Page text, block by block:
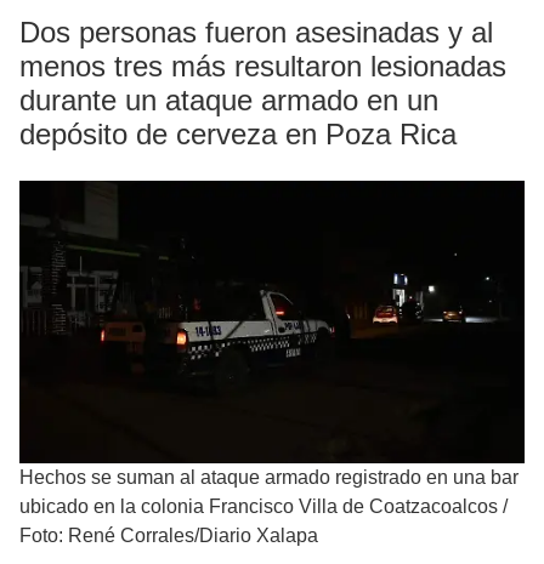
Dos personas fueron asesinadas y al
menos tres más resultaron lesionadas
durante un ataque armado en un
depósito de cerveza en Poza Rica
Hechos se suman al ataque armado registrado en una bar
ubicado en la colonia Francisco Villa de Coatzacoalcos /
Foto: René Corrales/Diario Xalapa